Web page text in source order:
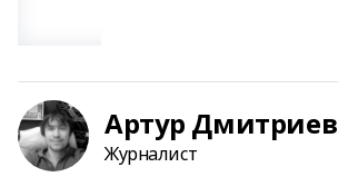
Артур Дмитриев
Журналист